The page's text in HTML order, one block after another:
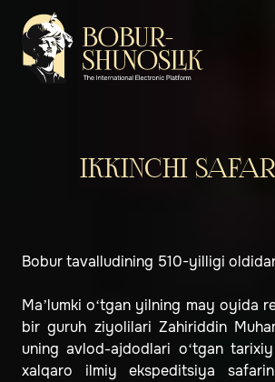
IKKINCHI
Bobur tavalludining 510-yilligi
Ma’lumki o‘tgan yilning may oyida
bir guruh ziyolilari Zahiriddin
uning avlod-ajdodlari o‘tgan
xalqaro ilmiy ekspeditsiya